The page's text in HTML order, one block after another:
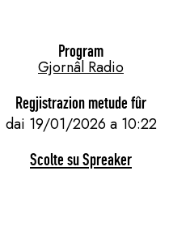
Program
Gjornâl Radio
Regjistrazion metude fûr
dai 19/01/2026 a 10:22
Scolte su Spreaker